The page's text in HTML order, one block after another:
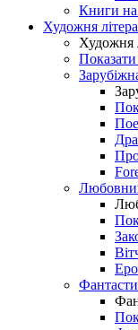
Книги на
Художня
Художня
Показати